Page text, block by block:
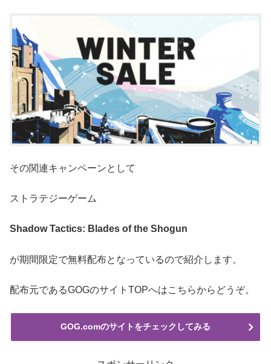
その関連キャンペーンとして
ストラテジーゲーム
Shadow Tactics: Blades of the Shogun
が期間限定で無料配布となっているので紹介します。
配布元であるGOGのサイトTOPへはこちらからどうぞ。
GOG.comのサイトをチェックしてみる